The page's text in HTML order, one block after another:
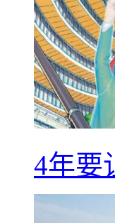
4年要